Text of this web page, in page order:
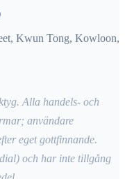
Kwun Tong, Kowloon,
Alla handels- och
användare
eget gottfinnande.
och har inte tillgång